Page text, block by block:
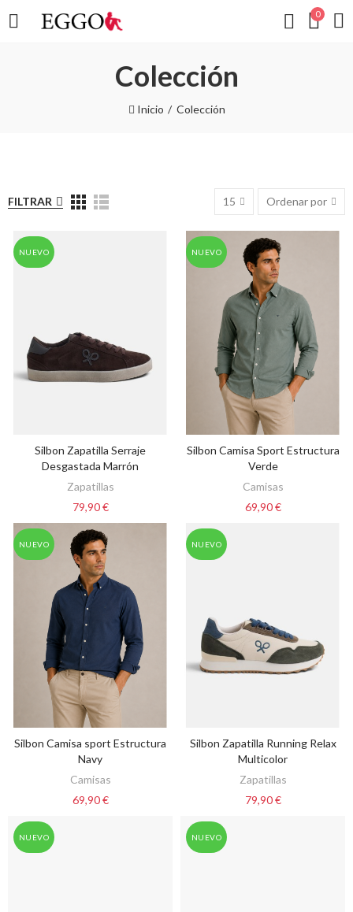
0
Colección
Inicio Colección
FILTRAR 15 Ordenar por
NUEVO
VER OPCIONES
Silbon Zapatilla Serraje
Desgastada Marrón
Zapatillas
79,90 €
NUEVO
VER OPCIONES
Silbon Camisa Sport Estructura
Verde
Camisas
69,90 €
NUEVO
VER OPCIONES
Silbon Camisa sport Estructura
Navy
Camisas
69,90 €
NUEVO
VER OPCIONES
Silbon Zapatilla Running Relax
Multicolor
Zapatillas
79,90 €
NUEVO NUEVO